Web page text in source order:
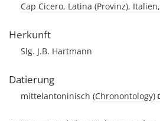
Cap Cicero, Latina (Provinz), Italien,
Herkunft
Slg. J.B. Hartmann
Datierung
mittelantoninisch (Chronontology)